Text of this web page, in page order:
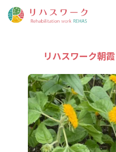
リハスワーク朝